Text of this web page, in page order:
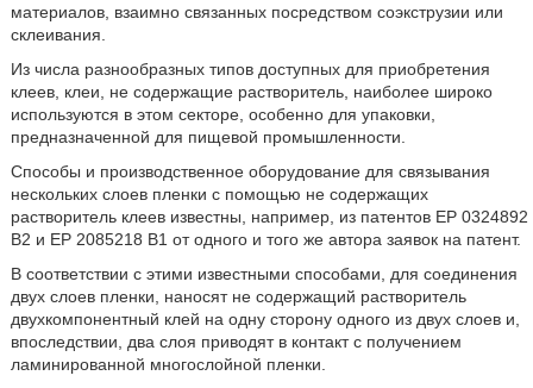
материалов, взаимно связанных посредством соэкструзии или
склеивания.
Из числа разнообразных типов доступных для приобретения
клеев, клеи, не содержащие растворитель, наиболее широко
используются в этом секторе, особенно для упаковки,
предназначенной для пищевой промышленности.
Способы и производственное оборудование для связывания
нескольких слоев пленки с помощью не содержащих
растворитель клеев известны, например, из патентов EP 0324892
B2 и EP 2085218 B1 от одного и того же автора заявок на патент.
В соответствии с этими известными способами, для соединения
двух слоев пленки, наносят не содержащий растворитель
двухкомпонентный клей на одну сторону одного из двух слоев и,
впоследствии, два слоя приводят в контакт с получением
ламинированной многослойной пленки.